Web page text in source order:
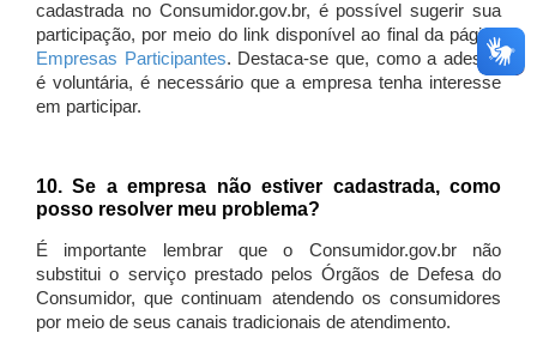
cadastrada no Consumidor.gov.br, é possível sugerir sua
participação, por meio do link disponível ao final da página
Empresas Participantes. Destaca-se que, como a adesão
é voluntária, é necessário que a empresa tenha interesse
em participar.
10. Se a empresa não estiver cadastrada, como
posso resolver meu problema?
É importante lembrar que o Consumidor.gov.br não
substitui o serviço prestado pelos Órgãos de Defesa do
Consumidor, que continuam atendendo os consumidores
por meio de seus canais tradicionais de atendimento.